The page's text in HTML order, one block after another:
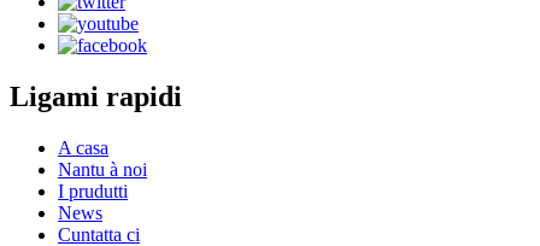
Ligami rapidi
A casa
Nantu à noi
I prudutti
News
Cuntatta ci